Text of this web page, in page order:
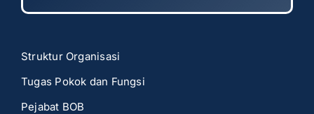
Struktur Organisasi
Tugas Pokok dan Fungsi
Pejabat BOB